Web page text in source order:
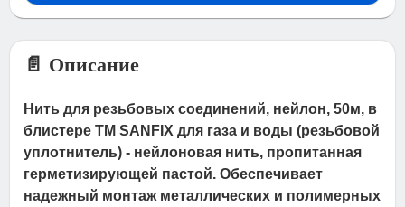
📄 Описание
Нить для резьбовых соединений, нейлон, 50м, в
блистере ТМ SANFIX для газа и воды (резьбовой
уплотнитель) - нейлоновая нить, пропитанная
герметизирующей пастой. Обеспечивает
надежный монтаж металлических и полимерных